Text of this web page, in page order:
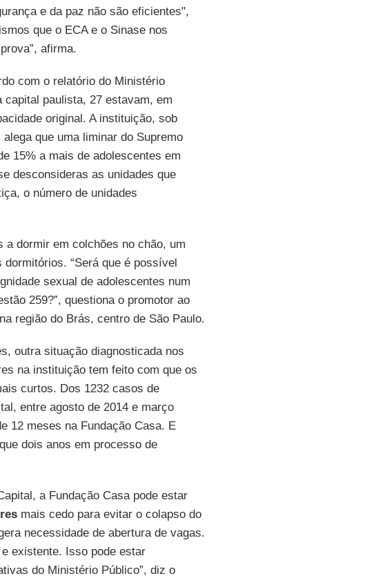
e da paz não são eficientes",
que o ECA e o Sinase nos
afirma.
com o relatório do Ministério
capital paulista, 27 estavam, em
original. A instituição, sob
alega que uma liminar do Supremo
15% a mais de adolescentes em
desconsideras as unidades que
o número de unidades
a dormir em colchões no chão, um
“Será que é possível
sexual de adolescentes num
259?”, questiona o promotor ao
região do Brás, centro de São Paulo.
outra situação diagnosticada nos
na instituição tem feito com que os
curtos. Dos 1232 casos de
entre agosto de 2014 e março
12 meses na Fundação Casa. E
dois anos em processo de
a Fundação Casa pode estar
mais cedo para evitar o colapso do
necessidade de abertura de vagas.
existente. Isso pode estar
do Ministério Público”, diz o